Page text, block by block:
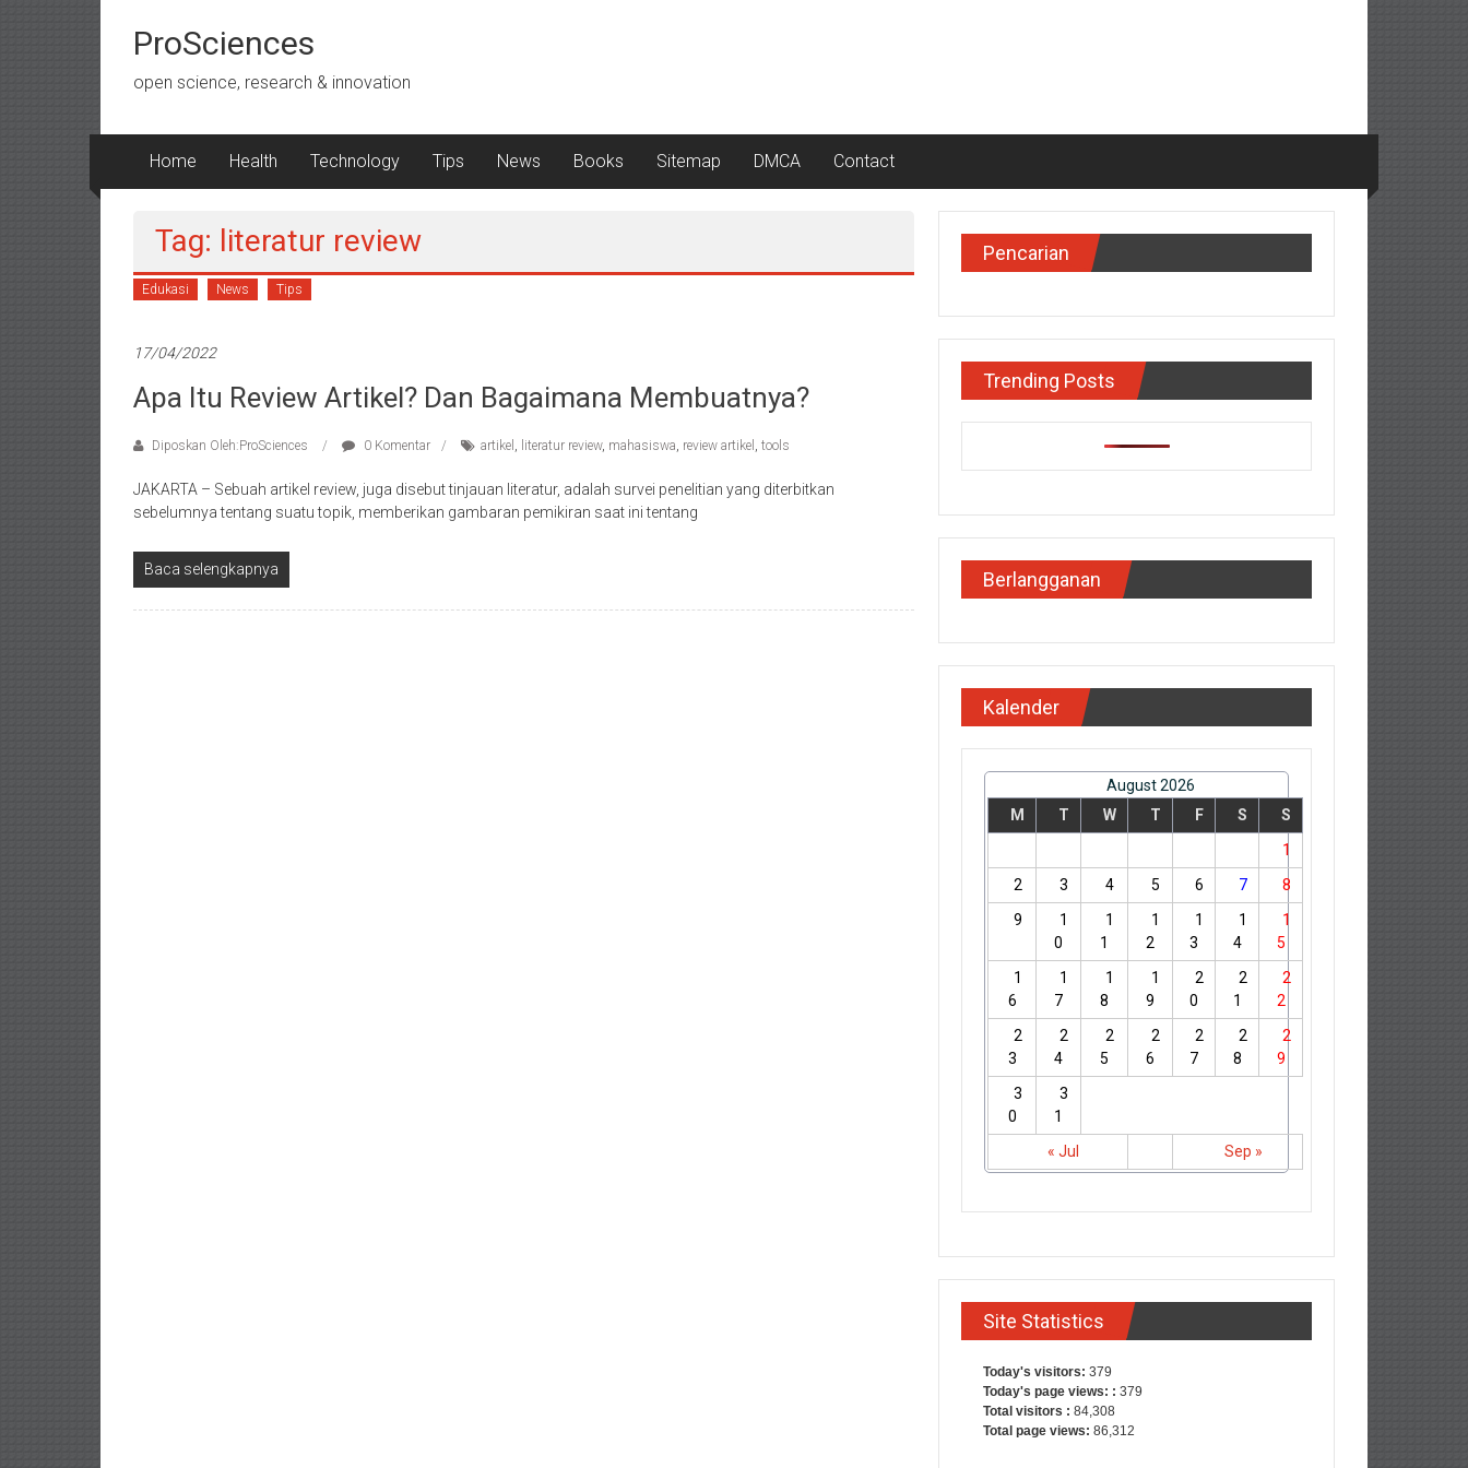
kontenProSciences
open science, research & innovation
Home Health Technology Tips News Books Sitemap DMCA Contact
Tag: literatur review
Edukasi News Tips
17/04/2022
Apa Itu Review Artikel? Dan Bagaimana Membuatnya?
Diposkan Oleh:ProSciences 0 Komentar artikel , literatur review, mahasiswa, review artikel , tools
JAKARTA – Sebuah artikel review, juga disebut tinjauan literatur, adalah survei penelitian yang diterbitkan
sebelumnya tentang suatu topik, memberikan gambaran pemikiran saat ini tentang
Baca selengkapnya
Pencarian
Trending Posts
Berlangganan
Kalender
August 2026
M
T W T F S S
« Jul Sep »
1
2
3 4 5 6 7
8
9
1
0
1
1
1
2
1
3
1
4
1
5
1
6
1
7
1
8
1
9
2
0
2
1
2
2
2
3
2
4
2
5
2
6
2
7
2
8
2
9
3
0
3
1
Site Statistics
Today's visitors: 379
Today's page views: : 379
Total visitors : 84,308
Total page views: 86,312